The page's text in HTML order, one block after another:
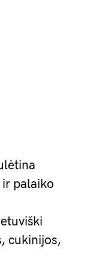
palaiko
cukinijos,